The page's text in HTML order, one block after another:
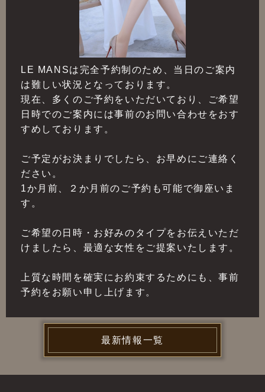
LE MANSは完全予約制のため、当日のご案内
は難しい状況となっております。
現在、多くのご予約をいただいており、ご希望
日時でのご案内には事前のお問い合わせをおす
すめしております。
ご予定がお決まりでしたら、お早めにご連絡く
ださい。
1か月前、２か月前のご予約も可能で御座いま
す。
ご希望の日時・お好みのタイプをお伝えいただ
けましたら、最適な女性をご提案いたします。
上質な時間を確実にお約束するためにも、事前
予約をお願い申し上げます。
最新情報一覧